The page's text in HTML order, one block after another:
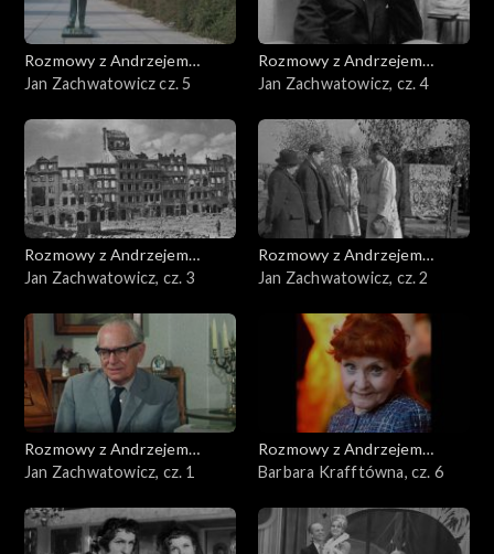
Rozmowy z Andrzejem
Doboszem
Jan Zachwatowicz cz. 5
Rozmowy z Andrzejem
Doboszem
Jan Zachwatowicz, cz. 4
Rozmowy z Andrzejem
Doboszem
Jan Zachwatowicz, cz. 3
Rozmowy z Andrzejem
Doboszem
Jan Zachwatowicz, cz. 2
Rozmowy z Andrzejem
Doboszem
Jan Zachwatowicz, cz. 1
Rozmowy z Andrzejem
Doboszem
Barbara Krafftówna, cz. 6